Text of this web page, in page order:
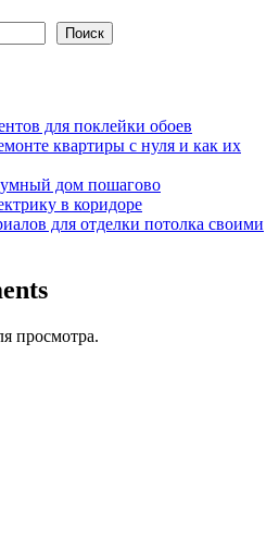
Поиск
для поклейки обоев
квартиры с нуля и как их
умный дом пошагово
в коридоре
для отделки потолка своими
просмотра.